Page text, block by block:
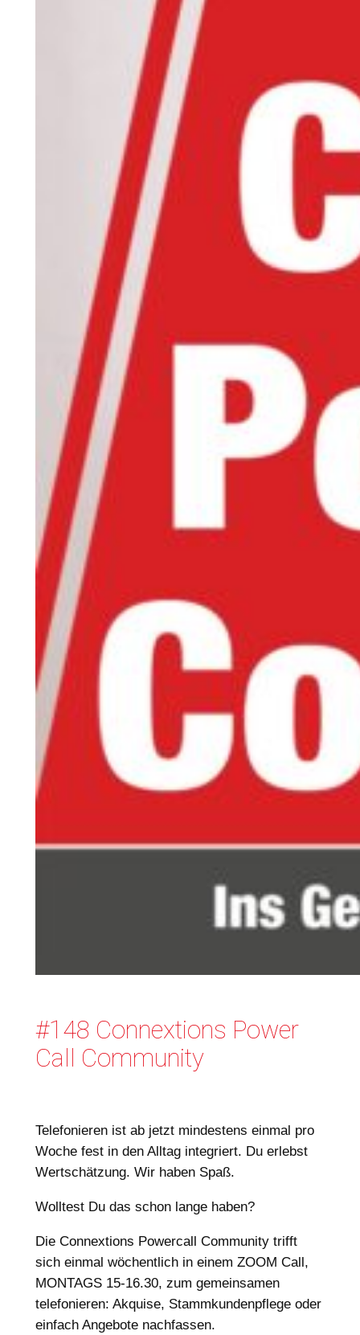
#148 Connextions Power
Call Community
Telefonieren ist ab jetzt mindestens einmal pro
Woche fest in den Alltag integriert. Du erlebst
Wertschätzung. Wir haben Spaß.
Wolltest Du das schon lange haben?
Die Connextions Powercall Community trifft
sich einmal wöchentlich in einem ZOOM Call,
MONTAGS 15-16.30, zum gemeinsamen
telefonieren: Akquise, Stammkundenpflege oder
einfach Angebote nachfassen.